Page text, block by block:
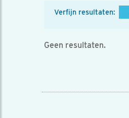
Verfijn resultaten:
Geen resultaten.